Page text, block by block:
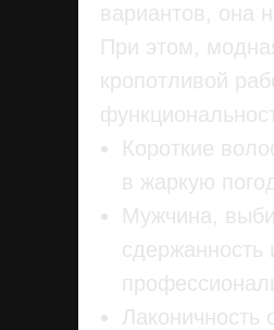
вариантов, она
При этом,
кропотливой
Короткие
в жаркую
Мужчина,
сдержанность
Лаконичность